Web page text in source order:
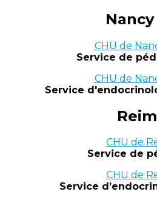
Nancy
CHU de
Service de
CHU de
Service
CHU de
Service de
CHU de
Service